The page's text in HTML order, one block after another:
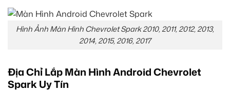
Hình Ảnh Màn Hình Chevrolet Spark 2010, 2011, 2012, 2013,
2014, 2015, 2016, 2017
Địa Chỉ Lắp Màn Hình Android Chevrolet
Spark Uy Tín